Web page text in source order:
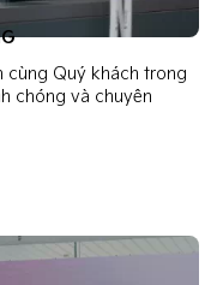
cùng Quý khách trong
chóng và chuyên